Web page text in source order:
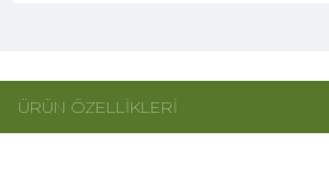
ÜRÜN ÖZELLIKLERI